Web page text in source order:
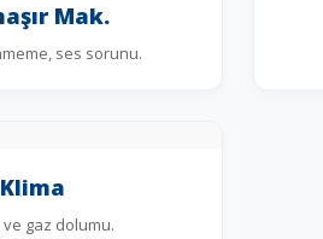
Mak.
ses sorunu.
Klima
gaz dolumu.